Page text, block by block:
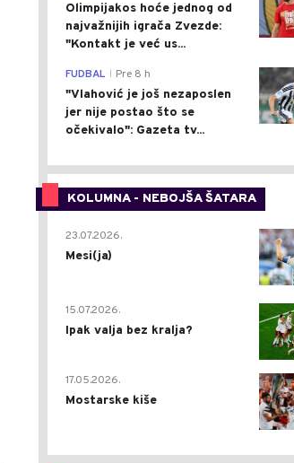
Olimpijakos hoće jednog od
najvažnijih igrača Zvezde:
"Kontakt je već us...
FUDBAL Pre 8 h
"Vlahović je još nezaposlen
jer nije postao što se
očekivalo": Gazeta tv...
KOLUMNA - NEBOJŠA ŠATARA
23.07.2026.
Mesi(ja)
15.07.2026.
Ipak valja bez kralja?
17.05.2026.
Mostarske kiše